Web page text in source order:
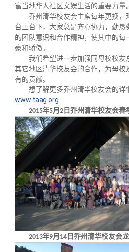
富当地华人社区文娱生活的重要力量。
乔州清华校友会主席每年更换，
台上台下，大家总是齐心协力，勤恳
的团队意识和合作精神，使其中的每
豪和骄傲。
我们希望进一步加强同母校校友
其它地区清华校友会的合作，为母校
有的贡献。
想了解更多乔州清华校友会的详
www.taag.org
2015年5月 2 日乔州清华校友会春
2013年9月 14 日乔州清华校友会